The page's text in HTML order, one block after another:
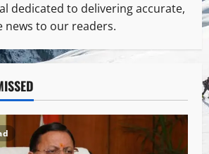
dedicated to delivering accurate,
news to our readers.